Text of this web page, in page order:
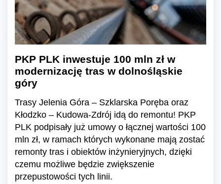
PKP PLK inwestuje 100 mln zł w
modernizację tras w dolnośląskie
góry
Trasy Jelenia Góra – Szklarska Poręba oraz
Kłodzko – Kudowa-Zdrój idą do remontu! PKP
PLK podpisały już umowy o łącznej wartości 100
mln zł, w ramach których wykonane mają zostać
remonty tras i obiektów inżynieryjnych, dzięki
czemu możliwe będzie zwiększenie
przepustowości tych linii.